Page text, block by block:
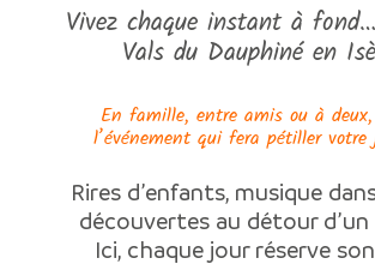
Vivez chaque instant à
Vals du Dauphiné en
En famille, entre amis ou à
l’événement qui fera pétiller votre
Rires d’enfants, musique
découvertes au détour
Ici, chaque jour réserve